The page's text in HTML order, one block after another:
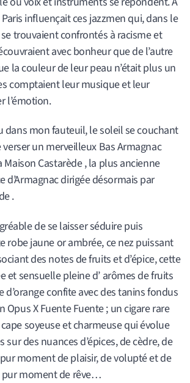
influençait ces jazzmen qui, dans le
trouvaient confrontés à racisme et
avec bonheur que de l’autre
la couleur de leur peau n’était plus un
comptaient leur musique et leur
l’émotion.
dans mon fauteuil, le soleil se couchant
un merveilleux Bas Armagnac
Maison Castarède , la plus ancienne
d’Armagnac dirigée désormais par
.
de se laisser séduire puis
robe jaune or ambrée, ce nez puissant
des notes de fruits et d’épice, cette
et sensuelle pleine d’ arômes de fruits
d’orange confite avec des tanins fondus
X Fuente Fuente ; un cigare rare
soyeuse et charmeuse qui évolue
sur des nuances d’épices, de cèdre, de
moment de plaisir, de volupté et de
moment de rêve…